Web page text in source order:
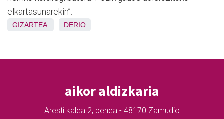
elkartasunarekin”.
GIZARTEA DERIO
aikor aldizkaria
Aresti kalea 2, behea - 48170 Zamudio